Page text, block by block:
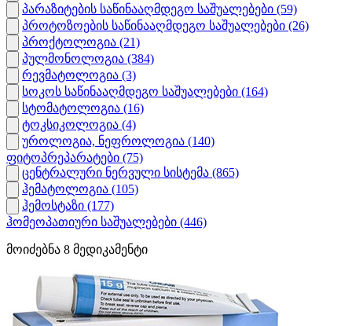
პარაზიტების საწინააღმდეგო საშუალებები (59)
პროტოზოების საწინააღმდეგო საშუალებები (26)
პროქტოლოგია (21)
პულმონოლოგია (384)
რევმატოლოგია (3)
სოკოს საწინააღმდეგო საშუალებები (164)
სტომატოლოგია (16)
ტოკსიკოლოგია (4)
უროლოგია, ნეფროლოგია (140)
ფიტოპრეპარატები (75)
ცენტრალური ნერვული სისტემა (865)
ჰემატოლოგია (105)
ჰემოსტაზი (177)
ჰომეოპათიური საშუალებები (446)
მოიძებნა 8 მედიკამენტი